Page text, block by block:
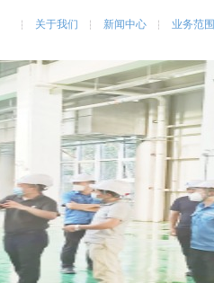
关于我们 新闻中心 业务范围